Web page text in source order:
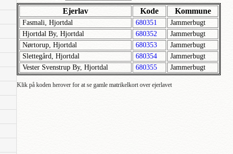
Ejerlav Kode Kommune
Fasmali, Hjortdal 680351
Jammerbugt
Hjortdal By, Hjortdal
680352
Jammerbugt
Nørtorup, Hjortdal
680353
Jammerbugt
Slettegård, Hjortdal
680354
Jammerbugt
Vester Svenstrup By, Hjortdal
680355 Jammerbugt
Klik på koden herover for at se gamle matrikelkort over ejerlavet